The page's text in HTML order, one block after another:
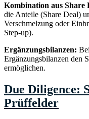
Kombination aus Share
die Anteile (Share Deal)
Verschmelzung oder
Step-up).
Ergänzungsbilanzen:
Ergänzungsbilanzen den
ermöglichen.
Due Diligence:
Prüffelder